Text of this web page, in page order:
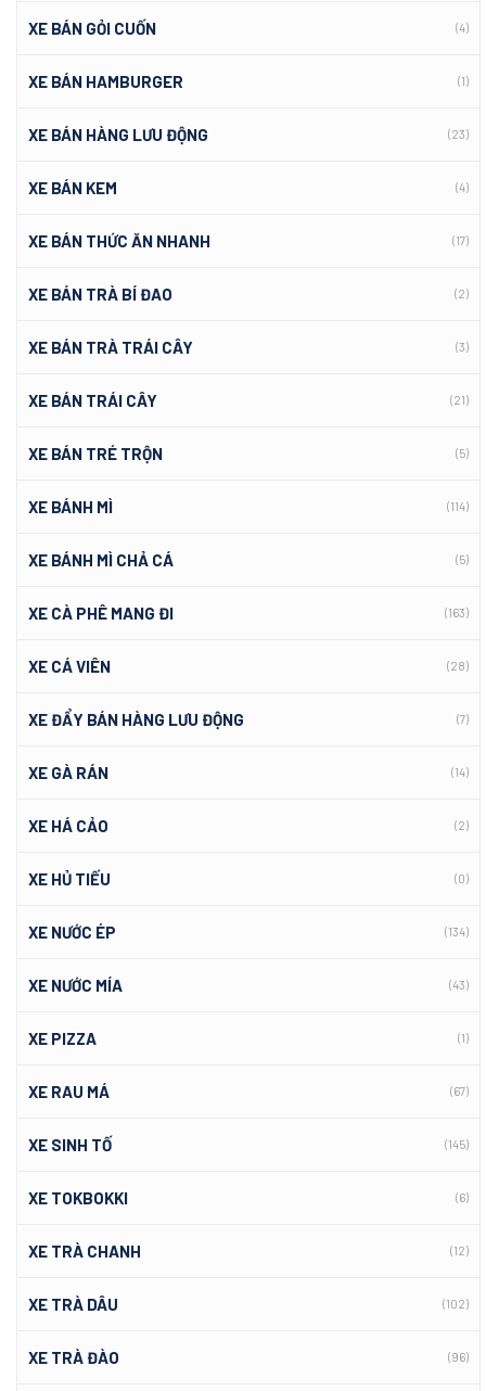
XE BÁN GỎI CUỐN (4)
XE BÁN HAMBURGER (1)
XE BÁN HÀNG LƯU ĐỘNG (23)
XE BÁN KEM (4)
XE BÁN THỨC ĂN NHANH (17)
XE BÁN TRÀ BÍ ĐAO (2)
XE BÁN TRÀ TRÁI CÂY (3)
XE BÁN TRÁI CÂY (21)
XE BÁN TRÉ TRỘN (5)
XE BÁNH MÌ (114)
XE BÁNH MÌ CHẢ CÁ (5)
XE CÀ PHÊ MANG ĐI (163)
XE CÁ VIÊN (28)
XE ĐẨY BÁN HÀNG LƯU ĐỘNG (7)
XE GÀ RÁN (14)
XE HÁ CẢO (2)
XE HỦ TIẾU (0)
XE NƯỚC ÉP (134)
XE NƯỚC MÍA (43)
XE PIZZA (1)
XE RAU MÁ (67)
XE SINH TỐ (145)
XE TOKBOKKI (6)
XE TRÀ CHANH (12)
XE TRÀ DÂU (102)
XE TRÀ ĐÀO (96)